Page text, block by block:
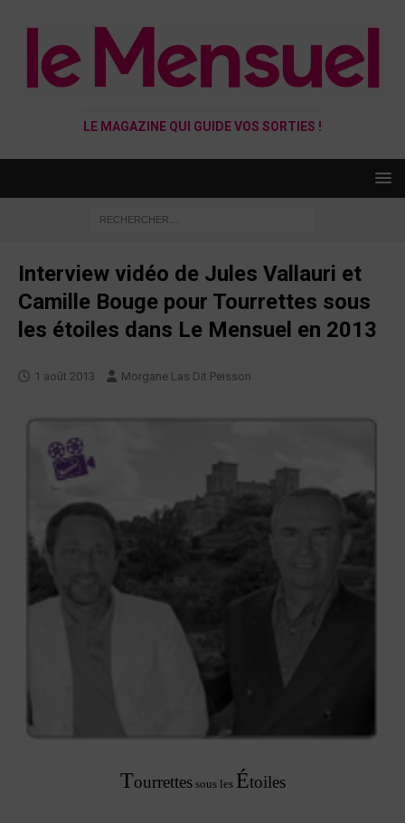
LE MAGAZINE QUI GUIDE VOS SORTIES !
Interview vidéo de Jules Vallauri et
Camille Bouge pour Tourrettes sous
les étoiles dans Le Mensuel en 2013
1 août 2013 Morgane Las Dit Peisson
Tourrettessous les Étoiles